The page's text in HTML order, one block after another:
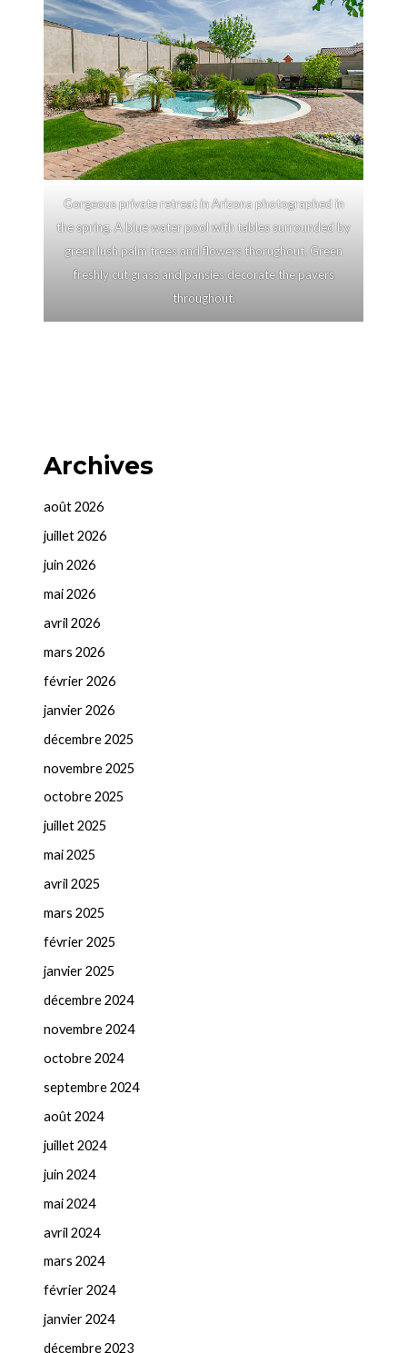
Gorgeous private retreat in Arizona photographed in
the spring. A blue water pool with tables surrounded by
green lush palm trees and flowers thorughout. Green
freshly cut grass and pansies decorate the pavers
throughout.
Archives
août 2026
juillet 2026
juin 2026
mai 2026
avril 2026
mars 2026
février 2026
janvier 2026
décembre 2025
novembre 2025
octobre 2025
juillet 2025
mai 2025
avril 2025
mars 2025
février 2025
janvier 2025
décembre 2024
novembre 2024
octobre 2024
septembre 2024
août 2024
juillet 2024
juin 2024
mai 2024
avril 2024
mars 2024
février 2024
janvier 2024
décembre 2023